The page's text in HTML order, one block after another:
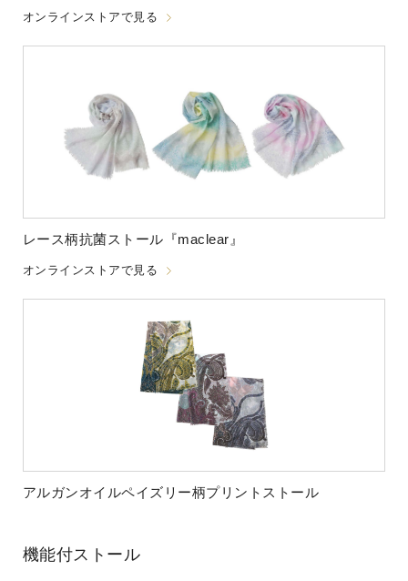
オンラインストアで見る
レース柄抗菌ストール『maclear』
オンラインストアで見る
アルガンオイルペイズリー柄プリントストール
機能付ストール